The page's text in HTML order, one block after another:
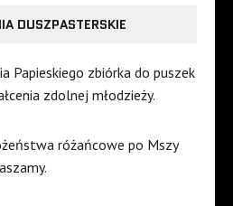
DUSZPASTERSKIE
Papieskiego zbiórka do puszek
zdolnej młodzieży.
różańcowe po Mszy